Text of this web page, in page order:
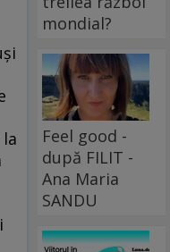
mondial?
Feel good -
după FILIT -
Ana Maria
SANDU